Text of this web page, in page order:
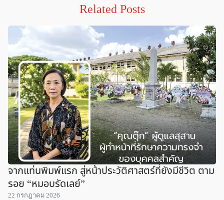
Related Posts
จากแท่นพิมพ์แรก สู่หน้าประวัติศาสตร์ที่ยังมีชีวิต ตาม
รอย “หมอบรัดเลย์”
22 กรกฎาคม 2026